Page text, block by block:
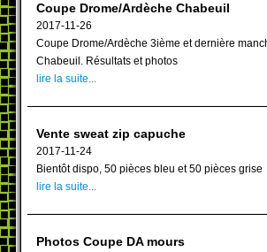
Coupe Drome/Ardèche Chabeuil
2017-11-26
Coupe Drome/Ardèche 3ième et dernière
Chabeuil. Résultats et photos
lire la suite...
Vente sweat zip capuche
2017-11-24
Bientôt dispo, 50 pièces bleu et 50 pièces grise
lire la suite...
Photos Coupe DA mours